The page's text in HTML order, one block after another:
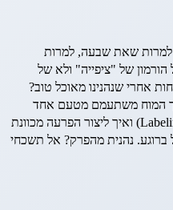
למרות שאת שבעה, למרות
של "ציפייה" ולא של
אחרי שנהנינו מאוכל טוב?
המוח משתעמם מטעם אחד
ומתעורר למשנהו. הפתרון הבודהיסטי: איך לעבור מהכחשה ומאבק ("אני אהיה חזקה!") לקבלה שמשחררת אותנו מהסטרס. כלים פרקטיים לשימוש מיידי: חוק 20 הדקות, שיטת ה"שיום" (Labeling) ואיך ליצור הפרעה מכוונת
נהנית מהפרק? אל תשכחי